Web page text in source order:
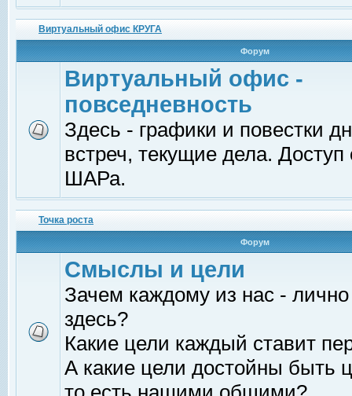
Виртуальный офис КРУГА
Форум
Виртуальный офис -
повседневность
Здесь - графики и повестки
встреч, текущие дела.
ШАРа.
Точка роста
Форум
Смыслы и цели
Зачем каждому из нас -
здесь?
Какие цели каждый ставит
А какие цели достойны быть